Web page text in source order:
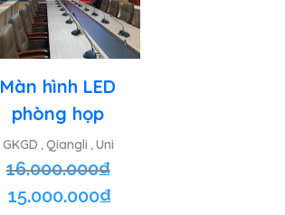
Màn hình LED
phòng họp
GKGD ,Qiangli ,Uni
16.000.000₫
15.000.000₫